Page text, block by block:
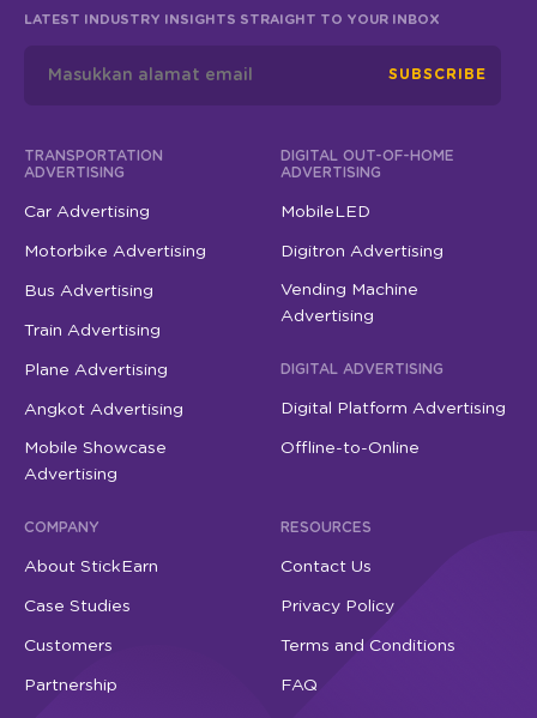
LATEST INDUSTRY INSIGHTS STRAIGHT TO YOUR INBOX
SUBSCRIBE
TRANSPORTATION
ADVERTISING
Car Advertising
Motorbike Advertising
Bus Advertising
Train Advertising
Plane Advertising
Angkot Advertising
Mobile Showcase
Advertising
DIGITAL OUT-OF-HOME
ADVERTISING
MobileLED
Digitron Advertising
Vending Machine
Advertising
DIGITAL ADVERTISING
Digital Platform Advertising
Offline-to-Online
COMPANY
About StickEarn
Case Studies
Customers
Partnership
RESOURCES
Contact Us
Privacy Policy
Terms and Conditions
FAQ